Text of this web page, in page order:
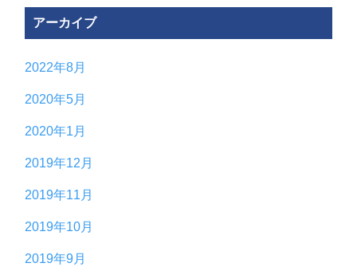
アーカイブ
2022年8月
2020年5月
2020年1月
2019年12月
2019年11月
2019年10月
2019年9月